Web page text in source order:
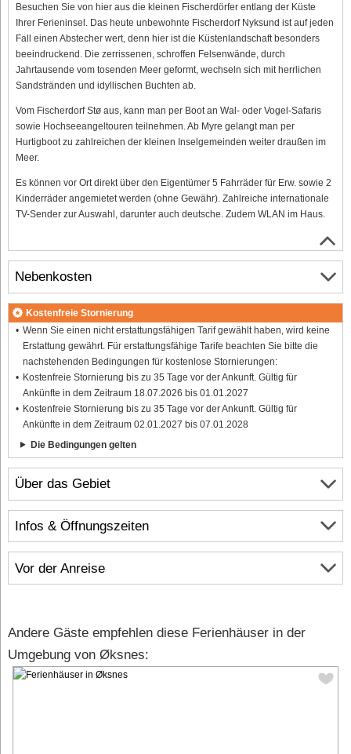
Besuchen Sie von hier aus die kleinen Fischerdörfer entlang der Küste
Ihrer Ferieninsel. Das heute unbewohnte Fischerdorf Nyksund ist auf jeden
Fall einen Abstecher wert, denn hier ist die Küstenlandschaft besonders
beeindruckend. Die zerrissenen, schroffen Felsenwände, durch
Jahrtausende vom tosenden Meer geformt, wechseln sich mit herrlichen
Sandstränden und idyllischen Buchten ab.
Vom Fischerdorf Stø aus, kann man per Boot an Wal- oder Vogel-Safaris
sowie Hochseeangeltouren teilnehmen. Ab Myre gelangt man per
Hurtigboot zu zahlreichen der kleinen Inselgemeinden weiter draußen im
Meer.
Es können vor Ort direkt über den Eigentümer 5 Fahrräder für Erw. sowie 2
Kinderräder angemietet werden (ohne Gewähr). Zahlreiche internationale
TV-Sender zur Auswahl, darunter auch deutsche. Zudem WLAN im Haus.
Über das Gebiet
Infos & Öffnungszeiten
Vor der Anreise
Nebenkosten
Kostenfreie Stornierung
Wenn Sie einen nicht erstattungsfähigen Tarif gewählt haben, wird keine
Erstattung gewährt. Für erstattungsfähige Tarife beachten Sie bitte die
nachstehenden Bedingungen für kostenlose Stornierungen:
Kostenfreie Stornierung bis zu 35 Tage vor der Ankunft. Gültig für
Ankünfte in dem Zeitraum 18.07.2026 bis 01.01.2027
Kostenfreie Stornierung bis zu 35 Tage vor der Ankunft. Gültig für
Ankünfte in dem Zeitraum 02.01.2027 bis 07.01.2028
Die Bedingungen gelten
Andere Gäste empfehlen diese Ferienhäuser in der
Umgebung von Øksnes: